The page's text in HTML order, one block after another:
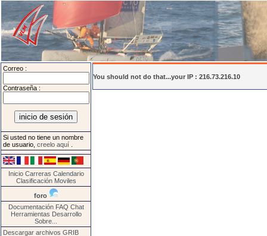
Correo :
Contraseña :
Si usted no tiene un nombre
de usuario, creelo aquí
Inicio Carreras Calendario
Clasificación Moviles
foro
Documentación FAQ Chat
Herramientas Desarrollo
Sobre...
Descargar archivos GRIB
You should not do that...your IP : 216.73.216.10